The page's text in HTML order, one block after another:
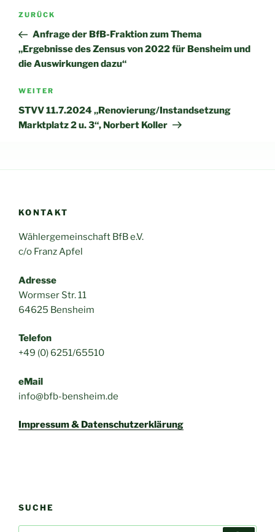
Beitragsnavigation
Vorheriger
Beitrag
ZURÜCK
Anfrage der BfB-Fraktion zum Thema
„Ergebnisse des Zensus von 2022 für Bensheim und
die Auswirkungen dazu“
Nächster
Beitrag
WEITER
STVV 11.7.2024 „Renovierung/Instandsetzung
Marktplatz 2 u. 3“, Norbert Koller
KONTAKT
Wählergemeinschaft BfB e.V.
c/o Franz Apfel
Adresse
Wormser Str. 11
64625 Bensheim
Telefon
+49 (0) 6251/65510
eMail
info@bfb-bensheim.de
Impressum & Datenschutzerklärung
SUCHE